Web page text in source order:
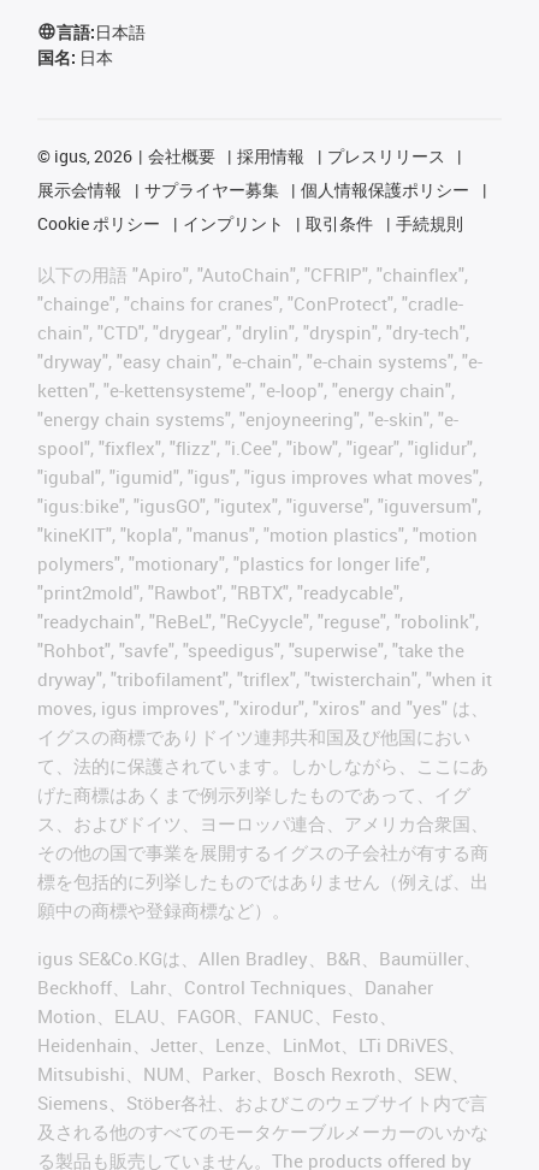
言語:日本語
国名: 日本
© igus, 2026 会社概要 採用情報
プレスリリース
展示会情報
サプライヤー募集
個人情報保護ポリシー
Cookie ポリシー
インプリント 取引条件 手続規則
以下の用語 "Apiro", "AutoChain", "CFRIP", "chainflex",
"chainge", "chains for cranes", "ConProtect", "cradle-
chain", "CTD", "drygear", "drylin", "dryspin", "dry-tech",
"dryway", "easy chain", "e-chain", "e-chain systems", "e-
ketten", "e-kettensysteme", "e-loop", "energy chain",
"energy chain systems", "enjoyneering", "e-skin", "e-
spool", "fixflex", "flizz", "i.Cee", "ibow", "igear", "iglidur",
"igubal", "igumid", "igus", "igus improves what moves",
"igus:bike", "igusGO", "igutex", "iguverse", "iguversum",
"kineKIT", "kopla", "manus", "motion plastics", "motion
polymers", "motionary", "plastics for longer life",
"print2mold", "Rawbot", "RBTX", "readycable",
"readychain", "ReBeL", "ReCyycle", "reguse", "robolink",
"Rohbot", "savfe", "speedigus", "superwise", "take the
dryway", "tribofilament", "triflex", "twisterchain", "when it
moves, igus improves", "xirodur", "xiros" and "yes" は、
イグスの商標でありドイツ連邦共和国及び他国におい
て、法的に保護されています。しかしながら、ここにあ
げた商標はあくまで例示列挙したものであって、イグ
ス、およびドイツ、ヨーロッパ連合、アメリカ合衆国、
その他の国で事業を展開するイグスの子会社が有する商
標を包括的に列挙したものではありません（例えば、出
願中の商標や登録商標など）。
igus SE&Co.KGは、Allen Bradley、B&R、Baumüller、
Beckhoff、Lahr、Control Techniques、Danaher
Motion、ELAU、FAGOR、FANUC、Festo、
Heidenhain、Jetter、Lenze、LinMot、LTi DRiVES、
Mitsubishi、NUM、Parker、Bosch Rexroth、SEW、
Siemens、Stöber各社、およびこのウェブサイト内で言
及される他のすべてのモータケーブルメーカーのいかな
る製品も販売していません。The products offered by